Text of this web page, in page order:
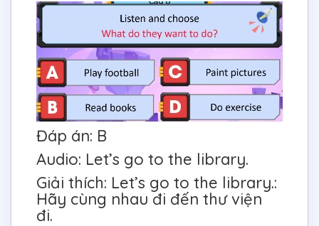
Đáp án: B
Audio: Let’s go to the library.
Giải thích: Let’s go to the library.:
Hãy cùng nhau đi đến thư viện
đi.